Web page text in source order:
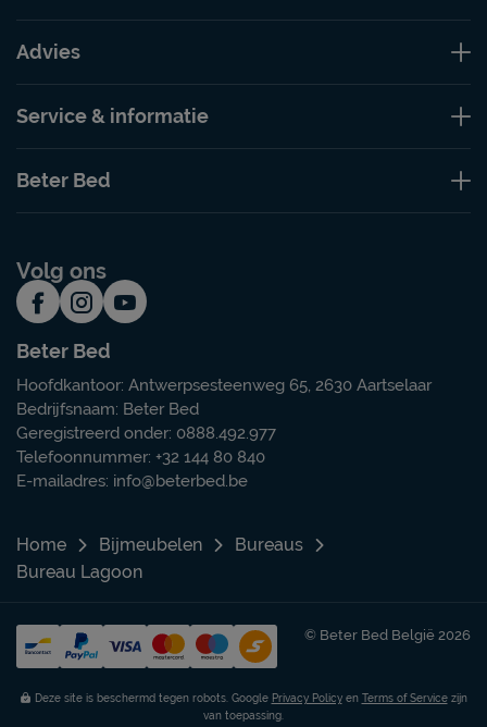
Advies
Service & informatie
Beter Bed
Volg ons
Beter Bed
Hoofdkantoor: Antwerpsesteenweg 65, 2630 Aartselaar
Bedrijfsnaam: Beter Bed
Geregistreerd onder: 0888.492.977
Telefoonnummer: +32 144 80 840
E-mailadres: info@beterbed.be
Home Bijmeubelen
Bureaus
Bureau Lagoon
© Beter Bed België 2026
Deze site is beschermd tegen robots. Google Privacy Policyen Terms of Servicezijn
van toepassing.